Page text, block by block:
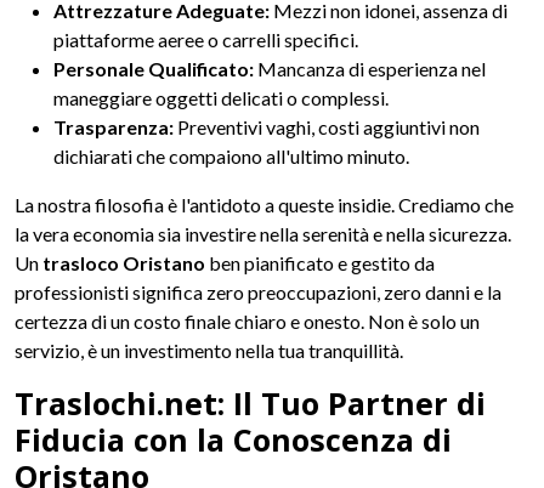
Attrezzature Adeguate: Mezzi non idonei, assenza di
piattaforme aeree o carrelli specifici.
Personale Qualificato: Mancanza di esperienza nel
maneggiare oggetti delicati o complessi.
Trasparenza: Preventivi vaghi, costi aggiuntivi non
dichiarati che compaiono all'ultimo minuto.
La nostra filosofia è l'antidoto a queste insidie. Crediamo che
la vera economia sia investire nella serenità e nella sicurezza.
Un trasloco Oristano ben pianificato e gestito da
professionisti significa zero preoccupazioni, zero danni e la
certezza di un costo finale chiaro e onesto. Non è solo un
servizio, è un investimento nella tua tranquillità.
Traslochi.net: Il Tuo Partner di
Fiducia con la Conoscenza di
Oristano